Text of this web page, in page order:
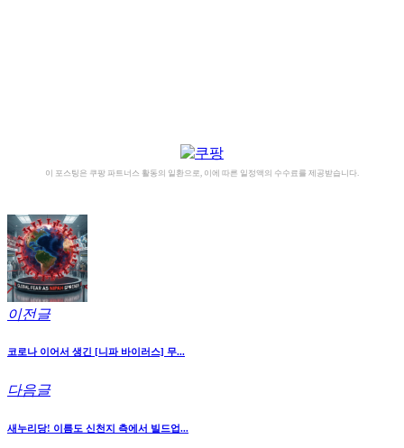
이 포스팅은 쿠팡 파트너스 활동의 일환으로, 이에 따른 일정액의 수수료를 제공받습니다.
이전글
코로나 이어서 생긴 [니파 바이러스] 무...
다음글
새누리당! 이름도 신천지 측에서 빌드업...